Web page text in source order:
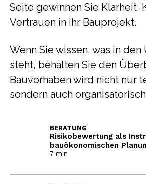
Seite gewinnen Sie Klarheit,
Vertrauen in Ihr Bauprojekt.
Wenn Sie wissen, was in
steht, behalten Sie den
Bauvorhaben wird nicht nur
sondern auch
Risikobewertung als
bauökonomischen
BERATUNG
7 min